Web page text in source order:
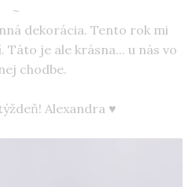
~
dekorácia. Tento rok mi
je ale krásna... u nás vo
chodbe.
Alexandra ♥